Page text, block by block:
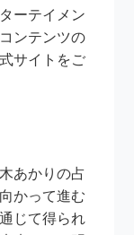
ーテイメン
ンテンツの
サイトをご
あかりの占
かって進む
じて得られ